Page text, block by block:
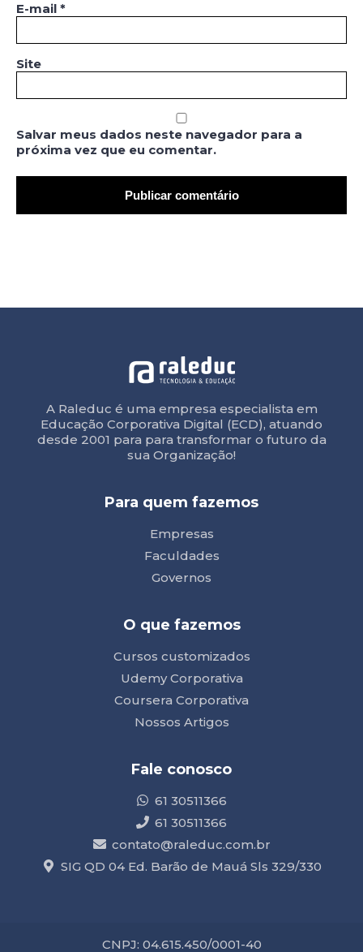
E-mail *
Site
Salvar meus dados neste navegador para a
próxima vez que eu comentar.
A Raleduc é uma empresa especialista em
Educação Corporativa Digital (ECD), atuando
desde 2001 para para transformar o futuro da
sua Organização!
Para quem fazemos
Empresas
Faculdades
Governos
O que fazemos
Cursos customizados
Udemy Corporativa
Coursera Corporativa
Nossos Artigos
Fale conosco
61 30511366
61 30511366
contato@raleduc.com.br
SIG QD 04 Ed. Barão de Mauá Sls 329/330
CNPJ: 04.615.450/0001-40